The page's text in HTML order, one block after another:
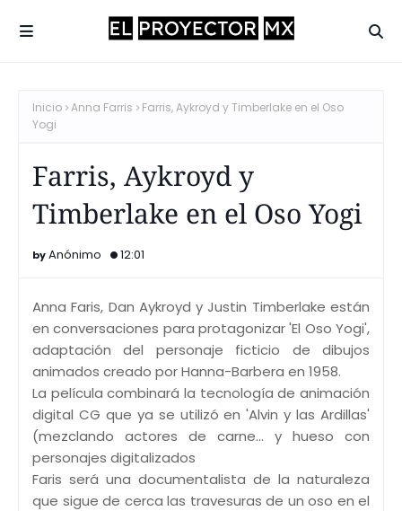
Inicio Anna Farris
Farris, Aykroyd y Timberlake en el Oso
Yogi
Farris, Aykroyd y
Timberlake en el Oso Yogi
Anónimo 12:01
Anna Faris, Dan Aykroyd y Justin Timberlake están
en conversaciones para protagonizar 'El Oso Yogi',
adaptación del personaje ficticio de dibujos
animados creado por Hanna-Barbera en 1958.
La película combinará la tecnología de animación
digital CG que ya se utilizó en 'Alvin y las Ardillas'
(mezclando actores de carne... y hueso con
personajes digitalizados
Faris será una documentalista de la naturaleza
que sigue de cerca las travesuras de un oso en el